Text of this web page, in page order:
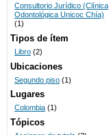
Consultorio Jurídico (Clínica
Odontológica Unicoc Chía)
(1)
Tipos de ítem
Libro (2)
Ubicaciones
Segundo piso (1)
Lugares
Colombia (1)
Tópicos